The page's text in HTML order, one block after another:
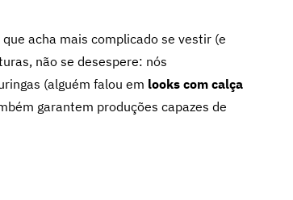
acha mais complicado se vestir (e
não se desespere: nós
(alguém falou em looks com calça
garantem produções capazes de